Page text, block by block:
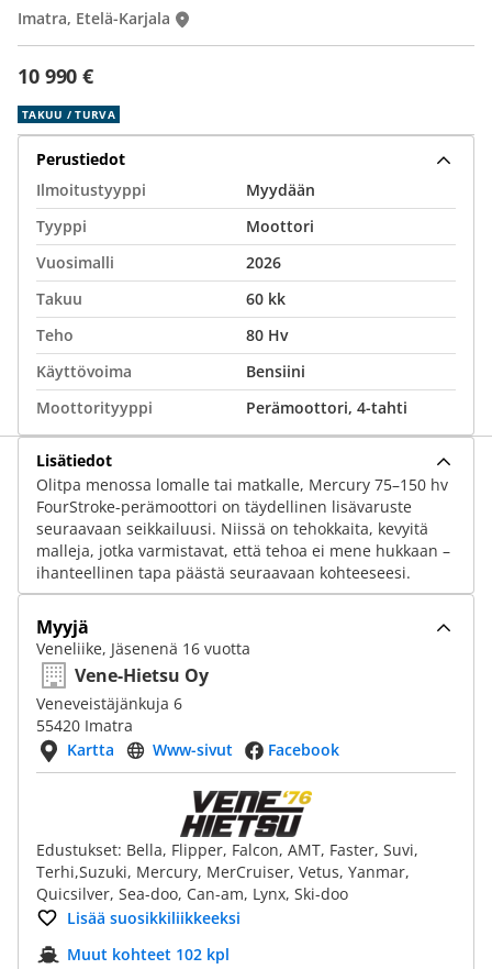
10 990 €
Imatra, Etelä-Karjala
TAKUU / TURVA
Perustiedot
Ilmoitustyyppi
Myydään
Tyyppi
Moottori
Vuosimalli
2026
Takuu
60 kk
Teho
80 Hv
Käyttövoima
Bensiini
Moottorityyppi
Perämoottori, 4-tahti
Lisätiedot
Olitpa menossa lomalle tai matkalle, Mercury 75–150 hv
FourStroke-perämoottori on täydellinen lisävaruste
seuraavaan seikkailuusi. Niissä on tehokkaita, kevyitä
malleja, jotka varmistavat, että tehoa ei mene hukkaan –
ihanteellinen tapa päästä seuraavaan kohteeseesi.
Myyjä
Veneliike, Jäsenenä 16 vuotta
Vene-Hietsu Oy
Veneveistäjänkuja 6
55420 Imatra
Kartta
Www-sivut Facebook
Edustukset: Bella, Flipper, Falcon, AMT, Faster, Suvi,
Terhi,Suzuki, Mercury, MerCruiser, Vetus, Yanmar,
Quicsilver, Sea-doo, Can-am, Lynx, Ski-doo
Lisää suosikkiliikkeeksi
Muut kohteet 102 kpl